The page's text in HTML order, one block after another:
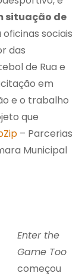
situação de
sociais
das
de Rua e
em
e o trabalho
que
– Parcerias
Municipal
Enter the
Game Too
começou